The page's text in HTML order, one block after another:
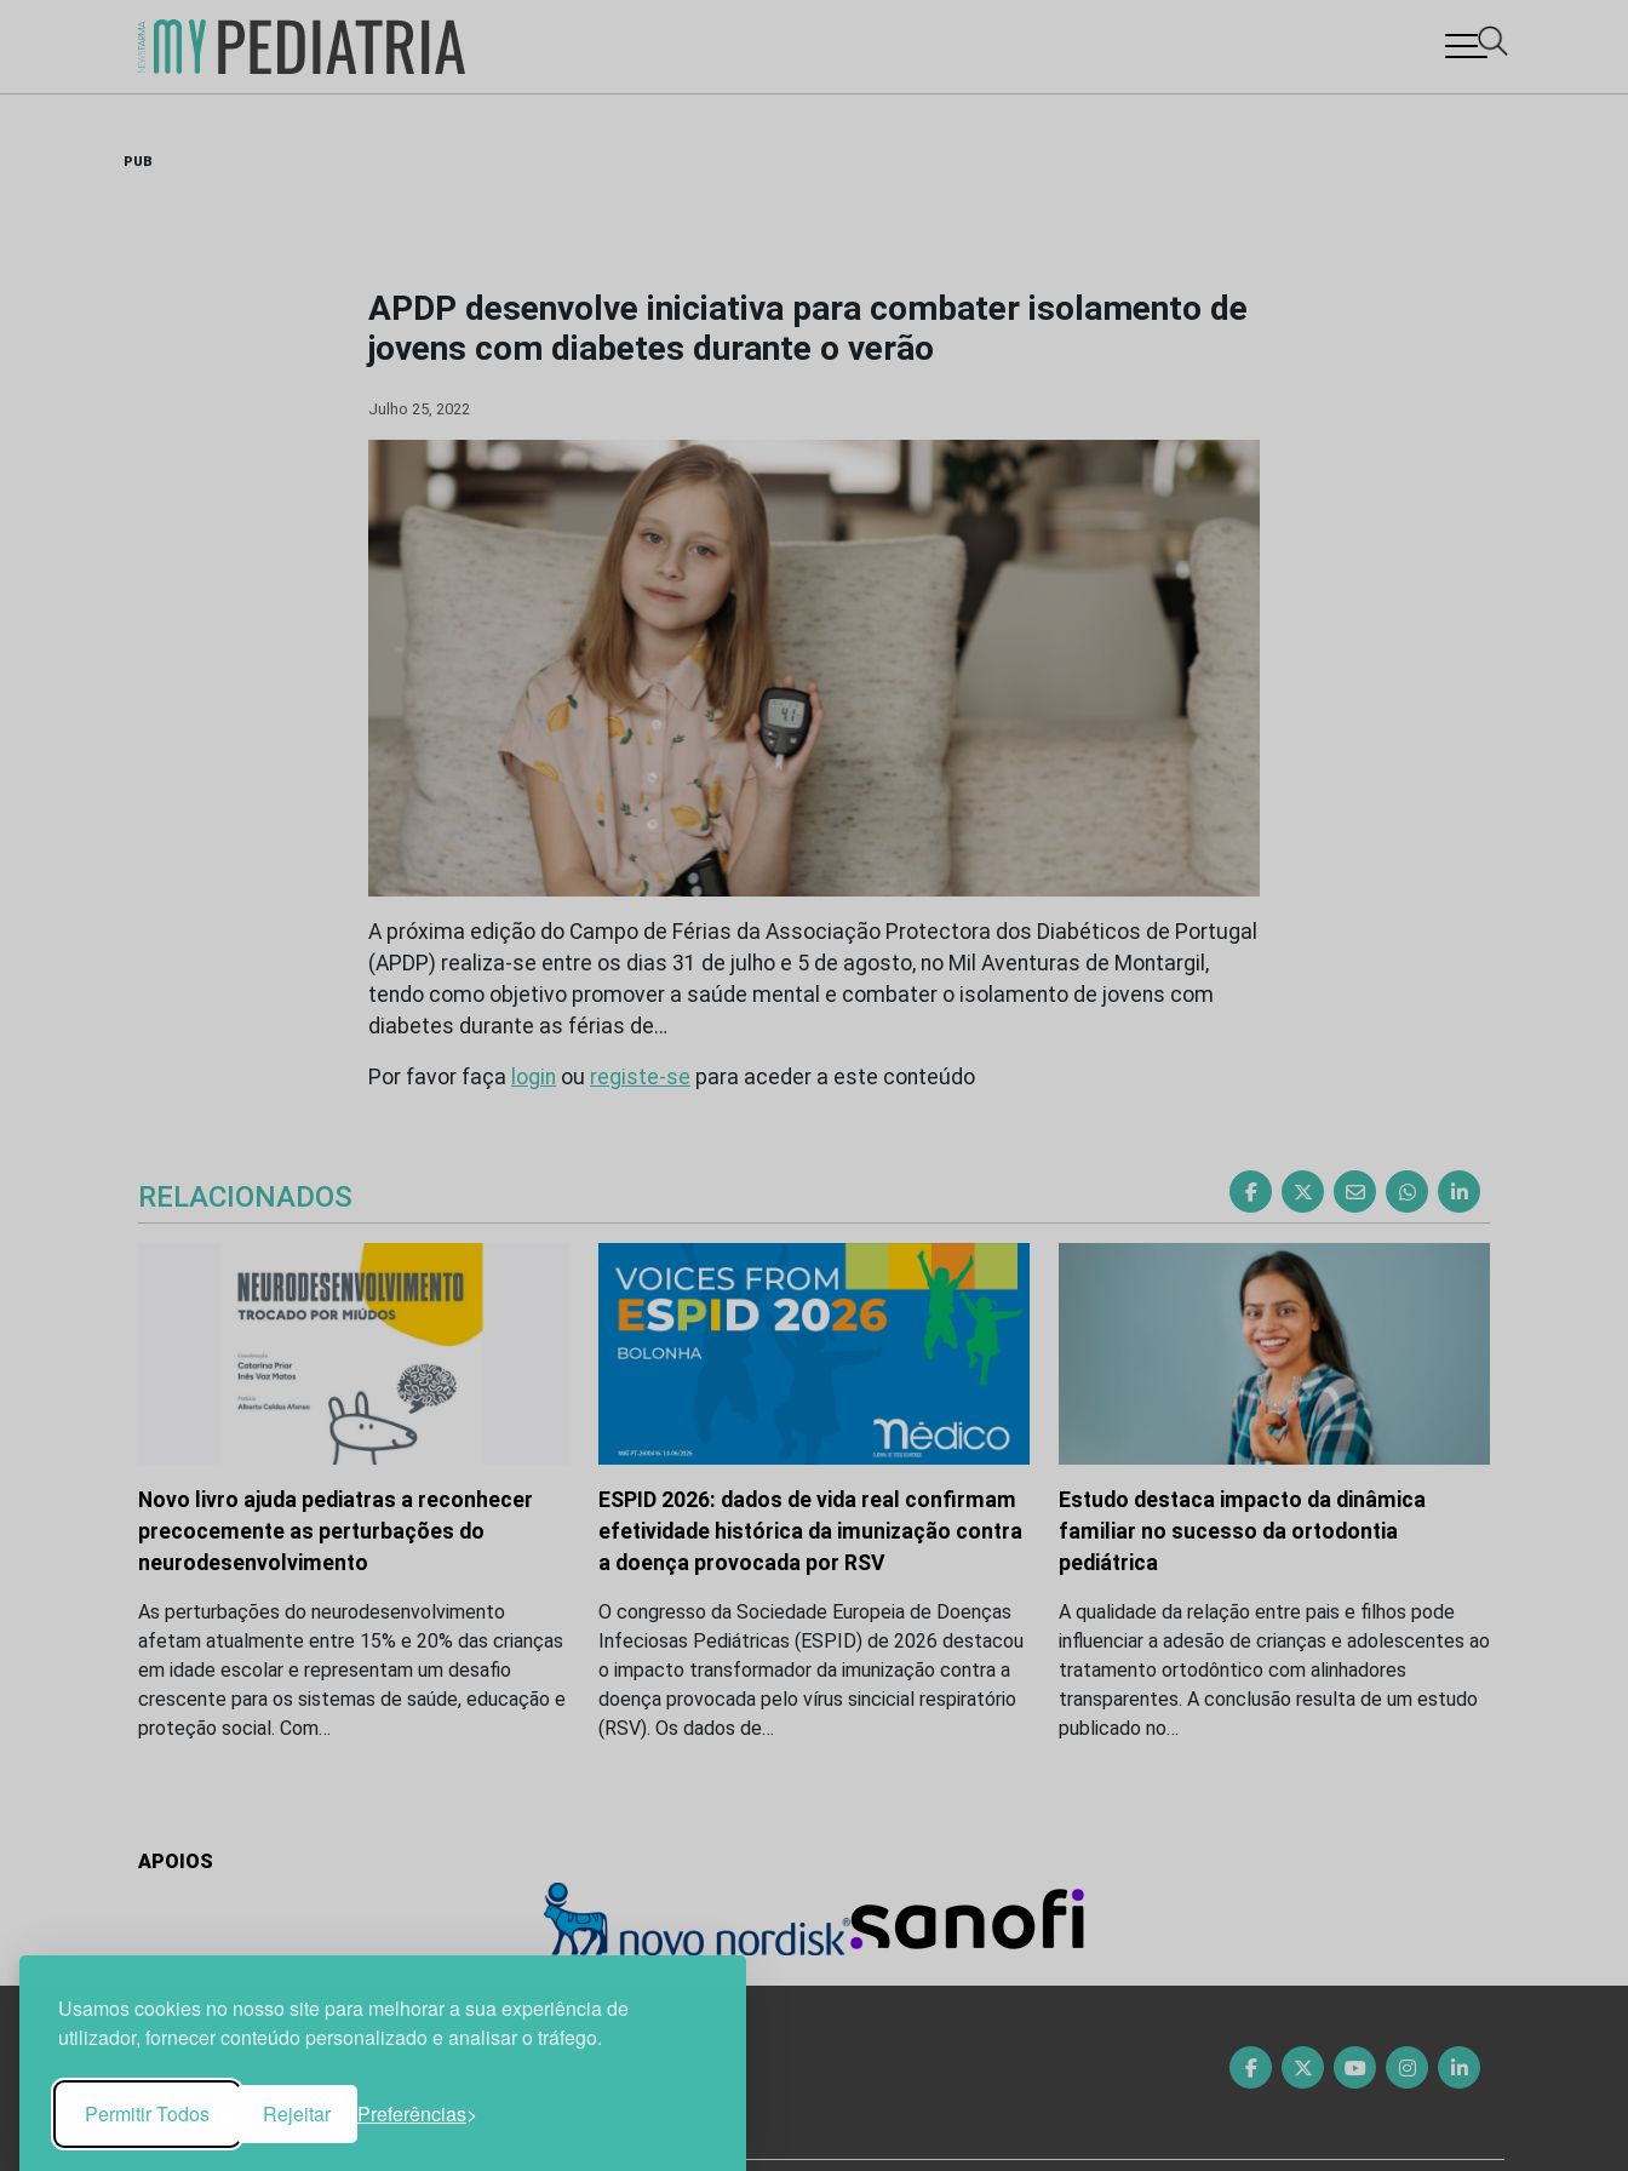
Usamos cookies no nosso site para melhorar a sua experiência de
utilizador, fornecer conteúdo personalizado e analisar o tráfego.
Permitir Todos Rejeitar Preferências
PUB
APDP desenvolve iniciativa para combater isolamento de
jovens com diabetes durante o verão
Julho 25, 2022
A próxima edição do Campo de Férias da Associação Protectora dos Diabéticos de Portugal
(APDP) realiza-se entre os dias 31 de julho e 5 de agosto, no Mil Aventuras de Montargil,
tendo como objetivo promover a saúde mental e combater o isolamento de jovens com
diabetes durante as férias de…
Por favor faça login ou registe-se para aceder a este conteúdo
RELACIONADOS
Novo livro ajuda pediatras a reconhecer
precocemente as perturbações do
neurodesenvolvimento
As perturbações do neurodesenvolvimento
afetam atualmente entre 15% e 20% das crianças
em idade escolar e representam um desafio
crescente para os sistemas de saúde, educação e
proteção social. Com…
ESPID 2026: dados de vida real confirmam
efetividade histórica da imunização contra
a doença provocada por RSV
O congresso da Sociedade Europeia de Doenças
Infeciosas Pediátricas (ESPID) de 2026 destacou
o impacto transformador da imunização contra a
doença provocada pelo vírus sincicial respiratório
(RSV). Os dados de…
Estudo destaca impacto da dinâmica
familiar no sucesso da ortodontia
pediátrica
A qualidade da relação entre pais e filhos pode
influenciar a adesão de crianças e adolescentes ao
tratamento ortodôntico com alinhadores
transparentes. A conclusão resulta de um estudo
publicado no…
APOIOS
1800-282 Lisboa | Portugal
21 850 40 65